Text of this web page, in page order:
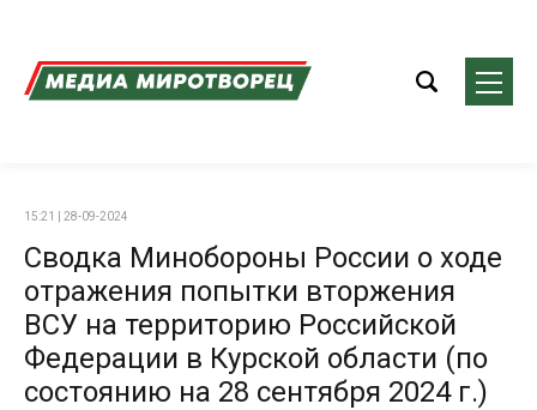
15:21 | 28-09-2024
Сводка Минобороны России о ходе
отражения попытки вторжения
ВСУ на территорию Российской
Федерации в Курской области (по
состоянию на 28 сентября 2024 г.)